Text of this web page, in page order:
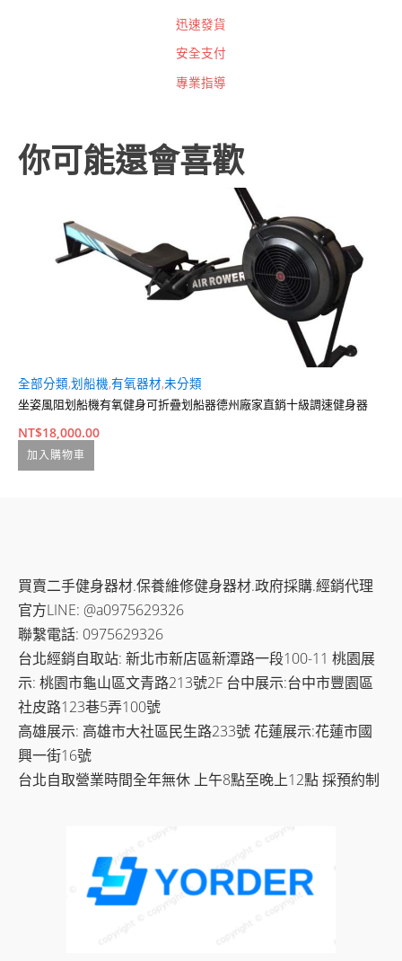
迅速發貨
安全支付
專業指導
你可能還會喜歡
加入購物車
全部分類,划船機,有氧器材,未分類
坐姿風阻划船機有氧健身可折疊划船器德州廠家直銷十級調速健身器
NT$18,000.00
買賣二手健身器材.保養維修健身器材.政府採購.經銷代理
官方LINE: @a0975629326
聯繫電話: 0975629326
台北經銷自取站: 新北市新店區新潭路一段100-11 桃園展
示: 桃園市龜山區文青路213號2F 台中展示:台中市豐園區
社皮路123巷5弄100號
高雄展示: 高雄市大社區民生路233號 花蓮展示:花蓮市國
興一街16號
台北自取營業時間全年無休 上午8點至晚上12點 採預約制